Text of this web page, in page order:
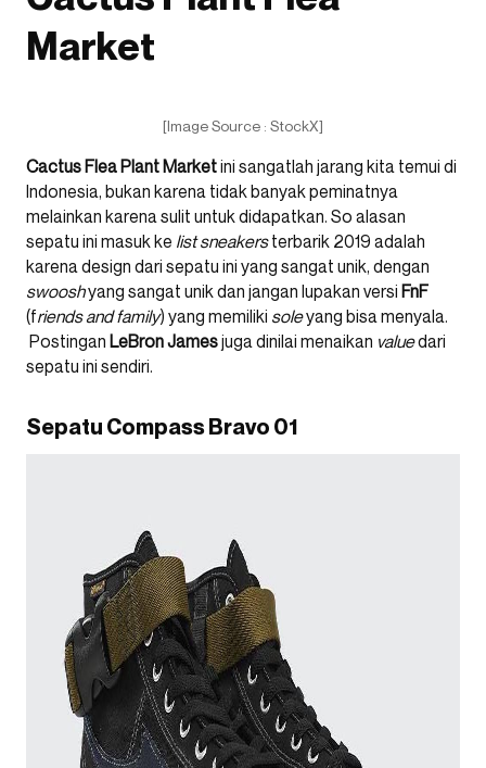
Market
[Image Source : StockX]
Cactus Flea Plant Marketini sangatlah jarang kita temui di
Indonesia, bukan karena tidak banyak peminatnya
melainkan karena sulit untuk didapatkan. So alasan
sepatu ini masuk ke list sneakersterbarik 2019 adalah
karena design dari sepatu ini yang sangat unik, dengan
swooshyang sangat unik dan jangan lupakan versi FnF
(friends and family) yang memiliki soleyang bisa menyala.
Postingan LeBron Jamesjuga dinilai menaikan valuedari
sepatu ini sendiri.
Sepatu Compass Bravo 01